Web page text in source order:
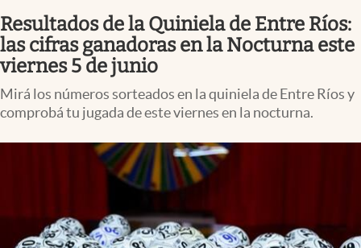
Columnistas
Otras secciones
Infotechnology
Clase
Eventos Corporativos
Resultados de la Quiniela de Entre Ríos:
las cifras ganadoras en la Nocturna este
viernes 5 de junio
Mirá los números sorteados en la quiniela de Entre Ríos y
comprobá tu jugada de este viernes en la nocturna.